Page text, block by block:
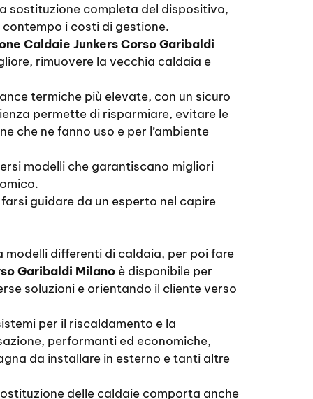
sostituzione completa del dispositivo,
i costi di gestione.
Caldaie Junkers Corso Garibaldi
rimuovere la vecchia caldaia e
termiche più elevate, con un sicuro
permette di risparmiare, evitare le
che ne fanno uso e per l’ambiente
modelli che garantiscano migliori
guidare da un esperto nel capire
modelli differenti di caldaia, per poi fare
Garibaldi Milano è disponibile per
soluzioni e orientando il cliente verso
per il riscaldamento e la
performanti ed economiche,
da installare in esterno e tanti altre
delle caldaie comporta anche